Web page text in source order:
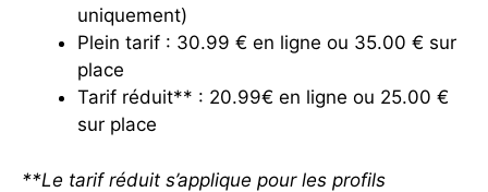
uniquement)
Plein tarif : 30.99 € en ligne ou 35.00 € sur
place
Tarif réduit** : 20.99€ en ligne ou 25.00 €
sur place
**Le tarif réduit s’applique pour les profils